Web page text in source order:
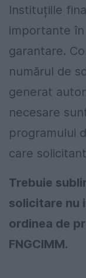
Instituțiile
importante
garantare.
numărul de
generat
necesare
programului
care
Trebuie
solicitare nu
ordinea de
FNGCIMM.